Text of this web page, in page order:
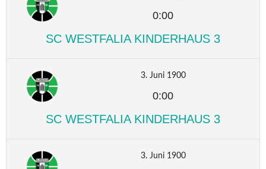
0:00
SC WESTFALIA KINDERHAUS 3
3. Juni 1900
0:00
SC WESTFALIA KINDERHAUS 3
3. Juni 1900